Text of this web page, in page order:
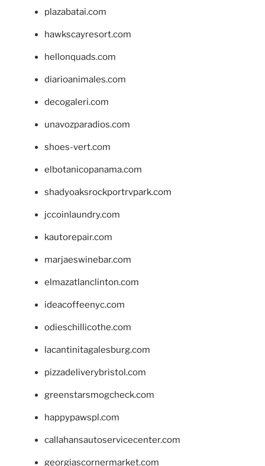
plazabatai.com
hawkscayresort.com
hellonquads.com
diarioanimales.com
decogaleri.com
unavozparadios.com
shoes-vert.com
elbotanicopanama.com
shadyoaksrockportrvpark.com
jccoinlaundry.com
kautorepair.com
marjaeswinebar.com
elmazatlanclinton.com
ideacoffeenyc.com
odieschillicothe.com
lacantinitagalesburg.com
pizzadeliverybristol.com
greenstarsmogcheck.com
happypawspl.com
callahansautoservicecenter.com
georgiascornermarket.com